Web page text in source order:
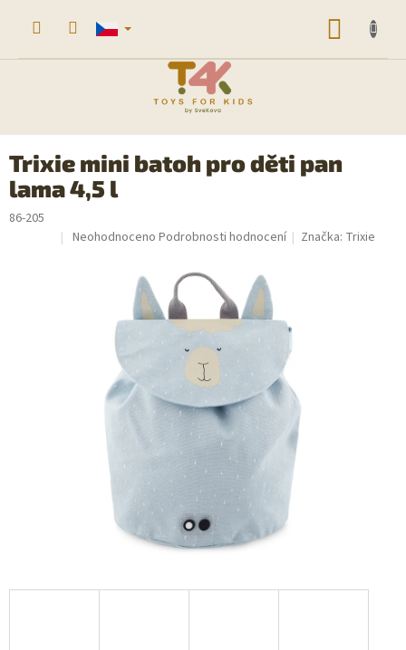
Trixie mini batoh pro děti pan
lama 4,5 l
86-205
Průměrné
hvězdiček.
Neohodnoceno Podrobnosti hodnocení Značka: Trixie